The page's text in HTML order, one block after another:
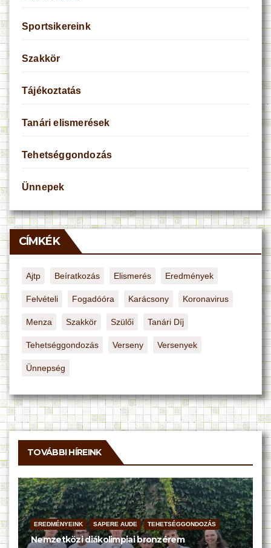
Sportsikereink
Szakkör
Tájékoztatás
Tanári elismerések
Tehetséggondozás
Ünnepek
CÍMKÉK
Ajtp Beíratkozás Elismerés Eredmények
Felvételi Fogadóóra Karácsony Koronavirus
Menza Szakkör Szülői Tanári Díj
Tehetséggondozás Verseny Versenyek
Ünnepség
TOVÁBBI HÍREINK
EREDMÉNYEINK SAPERE AUDE TEHETSÉGGONDOZÁS
Nemzetközi diákolimpiai bronzérem